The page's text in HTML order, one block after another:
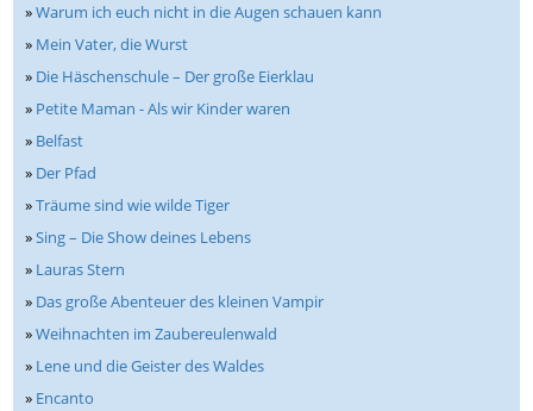
»Warum ich euch nicht in die Augen schauen kann
» Mein Vater, die Wurst
» Die Häschenschule – Der große Eierklau
» Petite Maman - Als wir Kinder waren
» Belfast
» Der Pfad
»Träume sind wie wilde Tiger
»Sing – Die Show deines Lebens
» Lauras Stern
» Das große Abenteuer des kleinen Vampir
»Weihnachten im Zaubereulenwald
» Lene und die Geister des Waldes
» Encanto